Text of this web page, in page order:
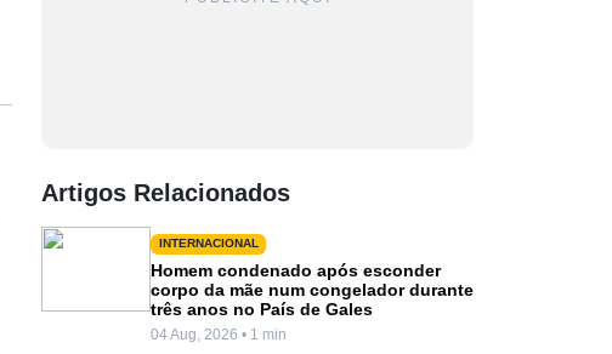
Artigos Relacionados
INTERNACIONAL
Homem condenado após esconder
corpo da mãe num congelador durante
três anos no País de Gales
04 Aug, 2026 • 1 min